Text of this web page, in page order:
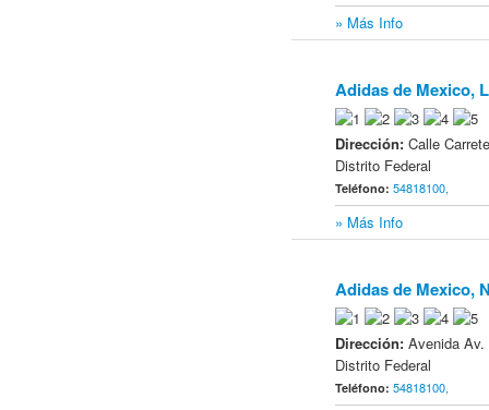
» Más Info
Adidas de Mexico,
Dirección:Calle
Distrito Federal
Teléfono:54818100,
» Más Info
Adidas de Mexico,
Dirección:Avenida
Distrito Federal
Teléfono:54818100,